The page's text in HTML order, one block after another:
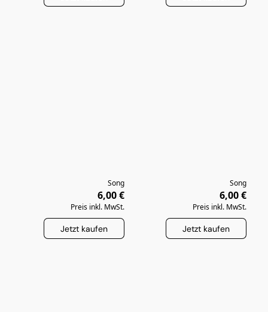
Song
6,00 €
Preis inkl. MwSt.
Jetzt kaufen
Song
6,00 €
Preis inkl. MwSt.
Jetzt kaufen